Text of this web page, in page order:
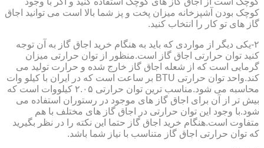
کوچک بودن آشپزخانه میزان پخت و پز شما بالا است می توانید اجاق
گاز های تو کار را انتخاب کنید.
۲-یکی دیگر از مواردی که باید به هنگام خرید اجاق گاز به آن توجه
کنید توان حرارتی اجاق گاز است.منظور از توان حرارتی میزان
گرمایی است که از شعله اجاق گاز خارج شده و حرارت تولید می
کند.واحد توان حرارتی BTU بر ساعت است که در ایران با کیلو وات
محاسبه می شود.مناسب ترین توان حرارتی ۲.۰۵ کیلووات است که
بیش تر از آن برای اجاق گاز های موجود در رستوران استفاده می
شود.با وجود این توان حرارتی در اجاق گاز های مختلف با هم
متفاوت است.هنگام خرید اجاق گاز حتما این نکته را در نظر بگیرید
که توان حرارتی اجاق گاز متناسب با نیاز شما باشد.